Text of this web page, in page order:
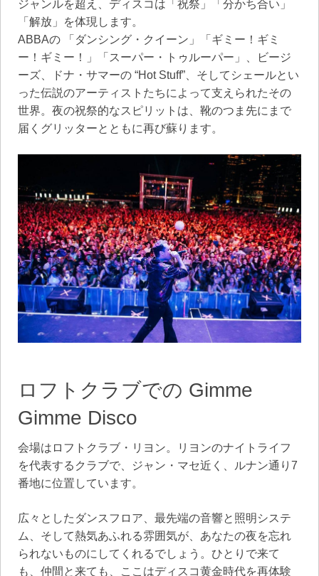
ジャンルを超え、ディスコは「祝祭」「分かち合い」
「解放」を体現します。
ABBAの 「ダンシング・クイーン」「ギミー！ギミ
ー！ギミー！」「スーパー・トゥルーパー」、ビージ
ーズ、ドナ・サマーの “Hot Stuff”、そしてシェールとい
った伝説のアーティストたちによって支えられたその
世界。夜の祝祭的なスピリットは、靴のつま先にまで
届くグリッターとともに再び蘇ります。
ロフトクラブでの Gimme
Gimme Disco
会場はロフトクラブ・リヨン。リヨンのナイトライフ
を代表するクラブで、ジャン・マセ近く、ルナン通り7
番地に位置しています。
広々としたダンスフロア、最先端の音響と照明システ
ム、そして熱気あふれる雰囲気が、あなたの夜を忘れ
られないものにしてくれるでしょう。ひとりで来て
も、仲間と来ても、ここはディスコ黄金時代を再体験